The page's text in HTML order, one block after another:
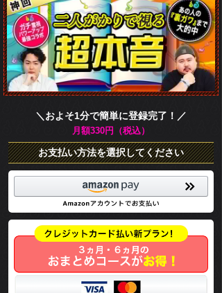
＼およそ1分で簡単に登録完了！／
月額330円（税込）
お支払い方法を選択してください